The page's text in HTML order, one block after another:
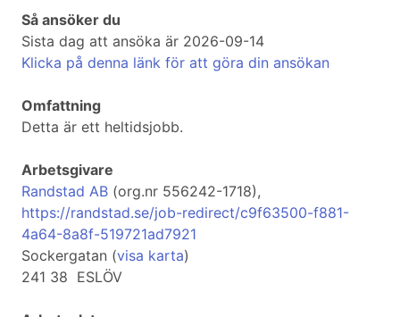
Så ansöker du
Sista dag att ansöka är 2026-09-14
Klicka på denna länk för att göra din ansökan
Omfattning
Detta är ett heltidsjobb.
Arbetsgivare
Randstad AB (org.nr 556242-1718),
https://randstad.se/job-redirect/c9f63500-f881-
4a64-8a8f-519721ad7921
Sockergatan (visa karta)
241 38 ESLÖV